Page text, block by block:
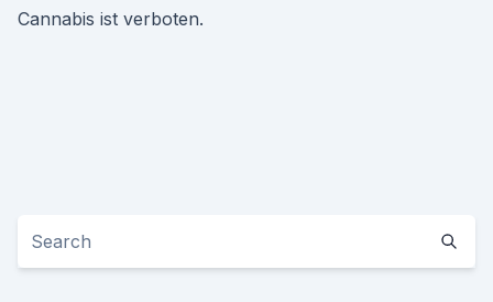
Cannabis ist verboten.